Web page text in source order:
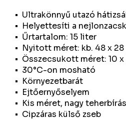
Ultrakönnyű utazó
Helyettesíti a
Űrtartalom: 15 liter
Nyitott méret: kb. 48 x 28
Összecsukott méret: 10 x
30°C-on mosható
Környezetbarát
Ejtőernyőselyem
Kis méret, nagy teherbírás
Cipzáras külső zseb